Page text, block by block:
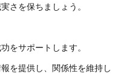
実さを保ちましょう。
をサポートします。
を提供し、関係性を維持し